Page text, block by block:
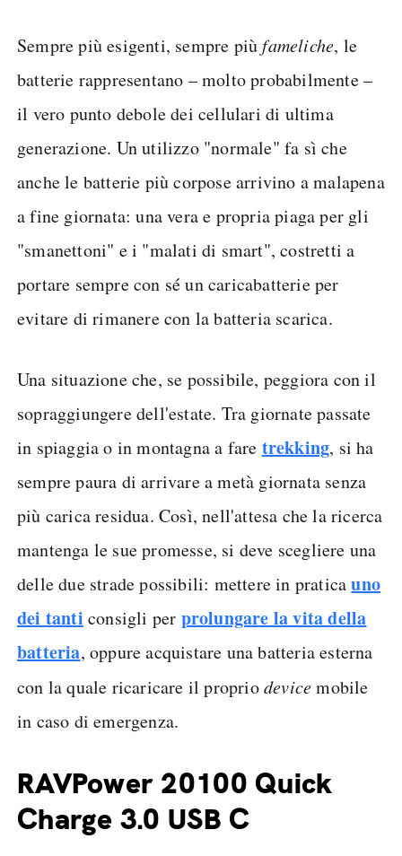
Sempre più esigenti, sempre piùfameliche, le
batterie rappresentano – molto probabilmente –
il vero punto debole dei cellulari di ultima
generazione. Un utilizzo "normale" fa sì che
anche le batterie più corpose arrivino a malapena
a fine giornata: una vera e propria piaga per gli
"smanettoni" e i "malati di smart", costretti a
portare sempre con sé un caricabatterie per
evitare di rimanere con la batteria scarica.
Una situazione che, se possibile, peggiora con il
sopraggiungere dell'estate. Tra giornate passate
in spiaggia o in montagna a fare trekking, si ha
sempre paura di arrivare a metà giornata senza
più carica residua. Così, nell'attesa che la ricerca
mantenga le sue promesse, si deve scegliere una
delle due strade possibili: mettere in praticauno
dei tanti consigli per prolungare la vita della
batteria, oppure acquistare una batteria esterna
con la quale ricaricare il propriodevicemobile
in caso di emergenza.
RAVPower 20100 Quick
Charge 3.0 USB C